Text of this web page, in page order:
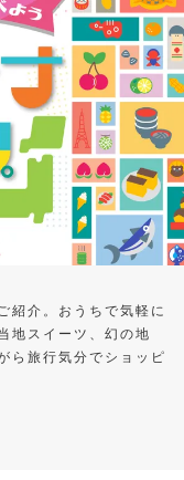
紹介。おうちで気軽に
地スイーツ、幻の地
ら旅行気分でショッピ